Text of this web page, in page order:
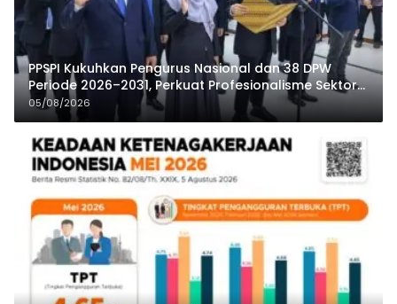
PPSPI Kukuhkan Pengurus Nasional dan 38 DPW
Periode 2026–2031, Perkuat Profesionalisme Sektor
Publik
05/08/2026